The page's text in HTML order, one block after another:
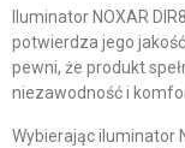
Iluminator NOXAR
potwierdza jego
pewni, że produkt
niezawodność i
Wybierając iluminator